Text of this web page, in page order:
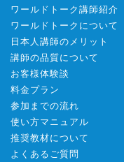
ワールドトーク講師紹介
ワールドトークについて
日本人講師のメリット
講師の品質について
お客様体験談
料金プラン
参加までの流れ
使い方マニュアル
推奨教材について
よくあるご質問